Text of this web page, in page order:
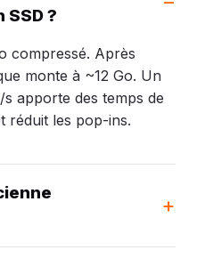
?
compressé. Après
monte à ~12 Go. Un
apporte des temps de
réduit les pop-ins.